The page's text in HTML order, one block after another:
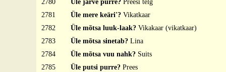
2780
Üle järve purre? Preesi telg
2781
Üle mere keäri'? Vikatkaar
2782
Üle mõtsa luuk-laak? Vikakaar (vikatkaar)
2783
Üle mõtsa sinetab? Lina
2784
Üle mõtsa vuu nahk? Suits
2785
Üle putsi purre? Prees